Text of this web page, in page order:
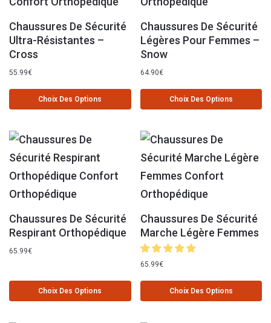
Chaussures De Sécurité
Ultra-Résistantes –
Cross
55.99€
Choix Des Options
Chaussures De Sécurité
Légères Pour Femmes –
Snow
64.90€
Choix Des Options
Chaussures De Sécurité
Respirant Orthopédique
65.99€
Choix Des Options
Chaussures De Sécurité
Marche Légère Femmes
65.99€
Choix Des Options